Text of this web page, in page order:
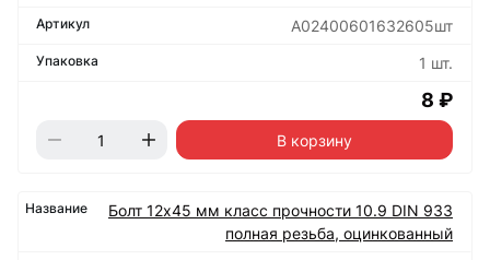
А02400601632605шт
1 шт.
8 ₽
В корзину
Болт 12х45 мм класс прочности 10.9 DIN 933
полная резьба, оцинкованный